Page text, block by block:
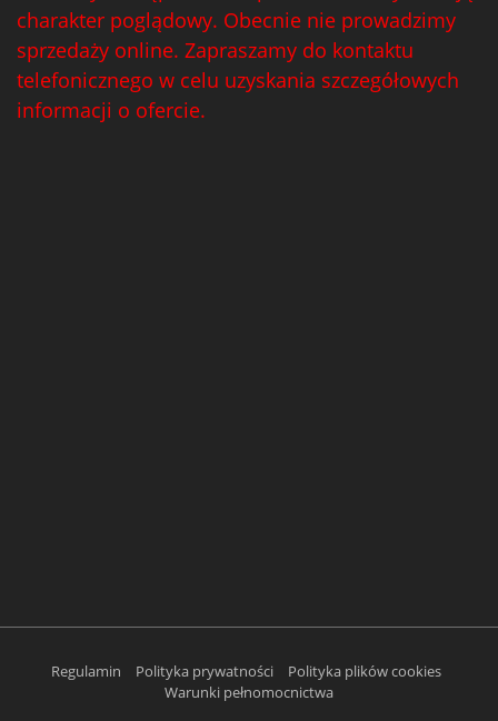
charakter poglądowy. Obecnie nie prowadzimy
sprzedaży online. Zapraszamy do kontaktu
telefonicznego w celu uzyskania szczegółowych
informacji o ofercie.
Regulamin Polityka prywatności
Polityka plików cookies
Warunki pełnomocnictwa